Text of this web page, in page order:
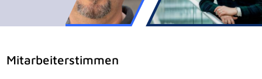
Mitarbeiterstimmen